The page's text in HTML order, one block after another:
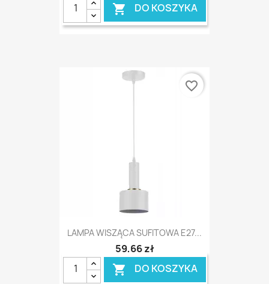
 DO KOSZYKA
LAMPA WISZĄCA SUFITOWA E27...
59,66 zł
 DO KOSZYKA
favorite_border